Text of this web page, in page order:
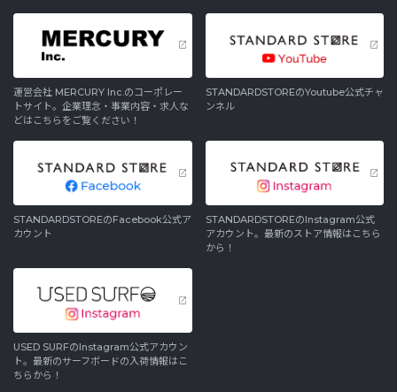
運営会社 MERCURY Inc.のコーポレー
トサイト。企業理念・事業内容・求人な
どはこちらをご覧ください！
STANDARDSTOREのYoutube公式チャ
ンネル
STANDARDSTOREのFacebook公式ア
カウント
STANDARDSTOREのInstagram公式
アカウント。最新のストア情報はこちら
から！
USED SURFのInstagram公式アカウン
ト。最新のサーフボードの入荷情報はこ
ちらから！